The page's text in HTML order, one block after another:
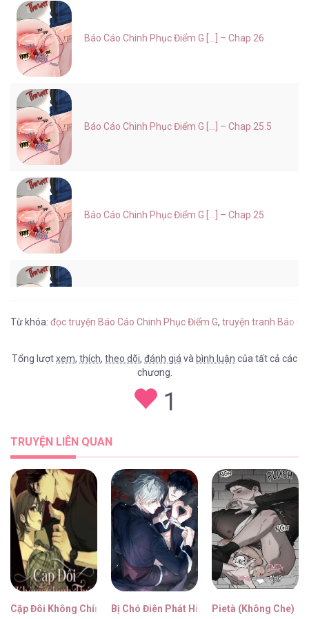
Báo Cáo Chinh Phục Điểm G [...] – Chap 26
Báo Cáo Chinh Phục Điểm G [...] – Chap 25.5
Báo Cáo Chinh Phục Điểm G [...] – Chap 25
Báo Cáo Chinh Phục Điểm G [...] – Chap 23
Báo Cáo Chinh Phục Điểm G [...] – Chap 22
Báo Cáo Chinh Phục Điểm G [...] – Chap 21
Từ khóa: đọc truyện Báo Cáo Chinh Phục Điểm G, truyện tranh Báo
Tổng lượtxem, thích, theo dõi, đánh giá và bình luận của tất cả các
chương.
1
TRUYỆN LIÊN QUAN
Cặp Đôi Không Chính ThứcBị Chó Điên Phát Hiện Là Đồng Loại
Pietà (Không Che)